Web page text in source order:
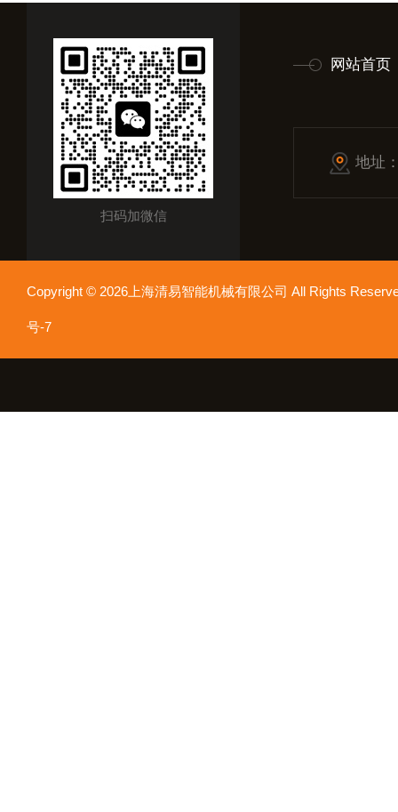
扫码加微信
网站首页
地址
Copyright © 2026上海清易智能机械有限公司 All Rights
号-7